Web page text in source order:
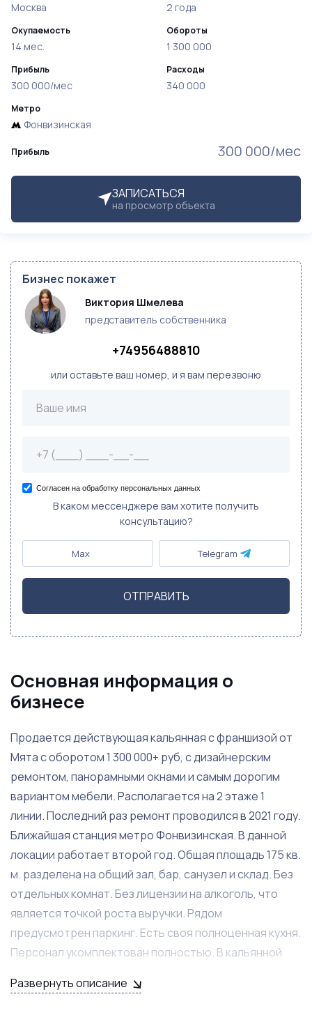
Прибыль 300 000/мес
ЗАПИСАТЬСЯ
на просмотр объекта
Москва
Окупаемость
14 мес.
Прибыль
300 000/мес
2 года
Обороты
1 300 000
Расходы
340 000
Метро
Фонвизинская
Бизнес покажет
Виктория Шмелева
представитель собственника
+74956488810
или оставьте ваш номер, и я вам перезвоню
Согласен на обработку персональных данных
В каком мессенджере вам хотите получить
консультацию?
Max Telegram
ОТПРАВИТЬ
Основная информация о
бизнесе
Продается действующая кальянная с франшизой от
Мята с оборотом 1 300 000+ руб, с дизайнерским
ремонтом, панорамными окнами и самым дорогим
вариантом мебели. Располагается на 2 этаже 1
линии. Последний раз ремонт проводился в 2021 году.
Ближайшая станция метро Фонвизинская. В данной
локации работает второй год. Общая площадь 175 кв.
м. разделена на общий зал, бар, санузел и склад. Без
отдельных комнат. Без лицензии на алкоголь, что
является точкой роста выручки. Рядом
предусмотрен паркинг. Есть своя полноценная кухня.
Персонал укомплектован полностью. В кальянной
деятельности без вложений. В кальянной
Развернуть описание